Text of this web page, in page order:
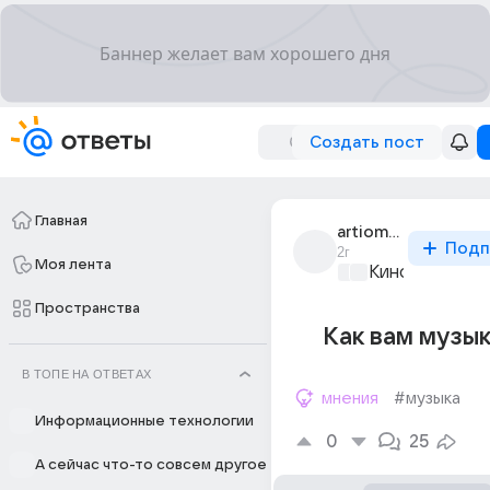
Создать пост
Главная
Моя лента
Пространства
В ТОПЕ НА ОТВЕТАХ
Информационные технологии
А сейчас что-то совсем другое
artiom_14475
2г
Киномания
Как вам
мнения #музыка
0 25